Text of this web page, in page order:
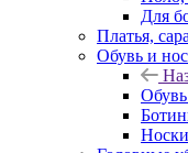
Для
Платья,
Обувь и